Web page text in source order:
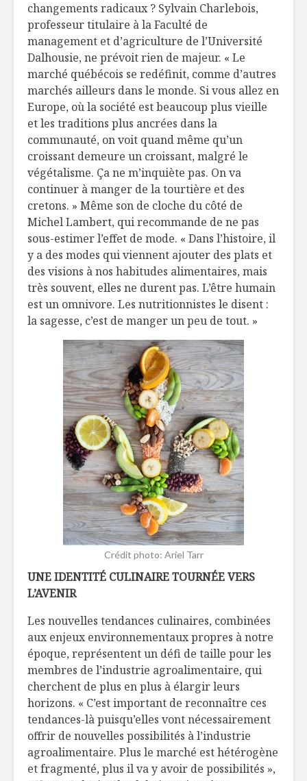
changements radicaux ? Sylvain Charlebois,
professeur titulaire à la Faculté de
management et d’agriculture de l’Université
Dalhousie, ne prévoit rien de majeur. « Le
marché québécois se redéfinit, comme d’autres
marchés ailleurs dans le monde. Si vous allez en
Europe, où la société est beaucoup plus vieille
et les traditions plus ancrées dans la
communauté, on voit quand même qu’un
croissant demeure un croissant, malgré le
végétalisme. Ça ne m’inquiète pas. On va
continuer à manger de la tourtière et des
cretons. » Même son de cloche du côté de
Michel Lambert, qui recommande de ne pas
sous-estimer l’effet de mode. « Dans l’histoire, il
y a des modes qui viennent ajouter des plats et
des visions à nos habitudes alimentaires, mais
très souvent, elles ne durent pas. L’être humain
est un omnivore. Les nutritionnistes le disent :
la sagesse, c’est de manger un peu de tout. »
Crédit photo: Ariel Tarr
UNE IDENTITÉ CULINAIRE TOURNÉE VERS
L’AVENIR
Les nouvelles tendances culinaires, combinées
aux enjeux environnementaux propres à notre
époque, représentent un défi de taille pour les
membres de l’industrie agroalimentaire, qui
cherchent de plus en plus à élargir leurs
horizons. « C’est important de reconnaître ces
tendances-là puisqu’elles vont nécessairement
offrir de nouvelles possibilités à l’industrie
agroalimentaire. Plus le marché est hétérogène
et fragmenté, plus il va y avoir de possibilités »,